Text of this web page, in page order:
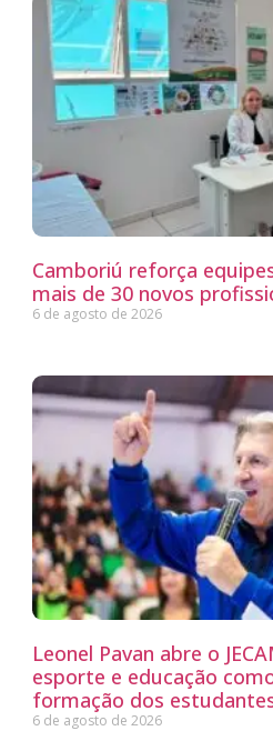
Camboriú reforça
mais de 30 novos
6 de agosto de 2026
Leonel Pavan abre o
esporte e educação
formação dos
6 de agosto de 2026